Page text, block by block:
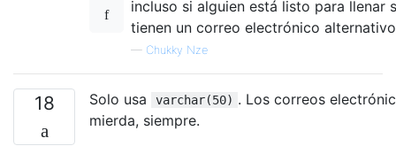
incluso si alguien está listo para llenar
tienen un correo electrónico
— Chukky Nze
18 Solo usa varchar(50) . Los correos
mierda, siempre.